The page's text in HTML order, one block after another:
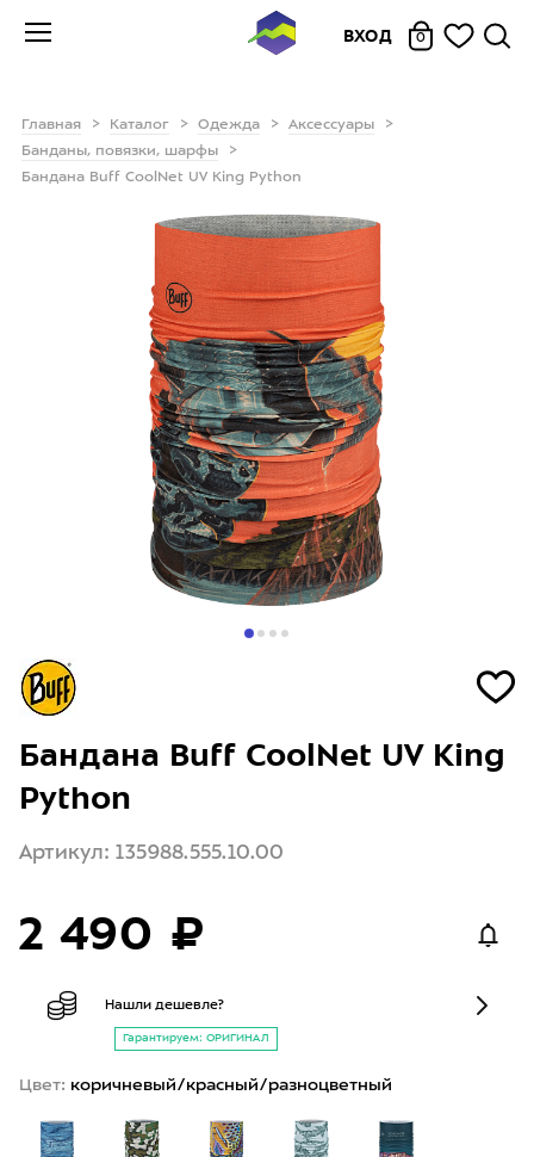
ВХОД 0
Главная Каталог Одежда
Аксессуары
Банданы, повязки, шарфы
Бандана Buff CoolNet UV King Python
Бандана Buff CoolNet UV King
Python
Артикул: 135988.555.10.00
2 490 ₽
Нашли дешевле?
Гарантируем: ОРИГИНАЛ
Цвет: коричневый/красный/разноцветный